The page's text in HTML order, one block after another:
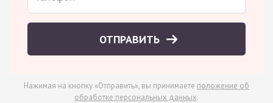
ОТПРАВИТЬ
Нажимая на кнопку «Отправить», вы принимаете положение об
обработке персональных данных.